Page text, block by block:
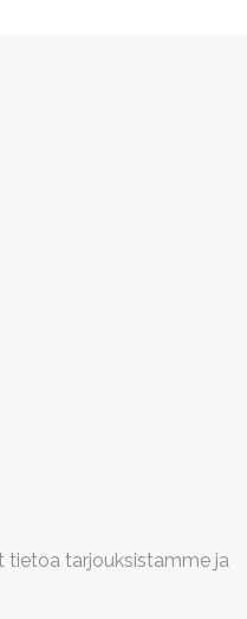
tietoa tarjouksistamme ja